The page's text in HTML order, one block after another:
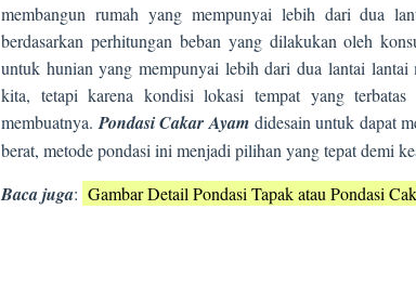
membangun rumah yang mempunyai lebih dari dua
berdasarkan perhitungan beban yang dilakukan oleh
untuk hunian yang mempunyai lebih dari dua lantai
kita, tetapi karena kondisi lokasi tempat yang
membuatnya. Pondasi Cakar Ayamdidesain untuk dapat
berat, metode pondasi ini menjadi pilihan yang tepat demi
Baca juga: Gambar Detail Pondasi Tapak atau Pondasi